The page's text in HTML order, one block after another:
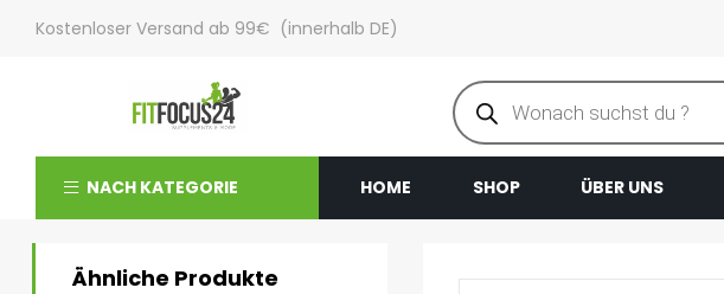
Kostenloser Versand ab 99€ (innerhalb DE)
NACH KATEGORIE HOME SHOP ÜBER UNS
Ähnliche Produkte